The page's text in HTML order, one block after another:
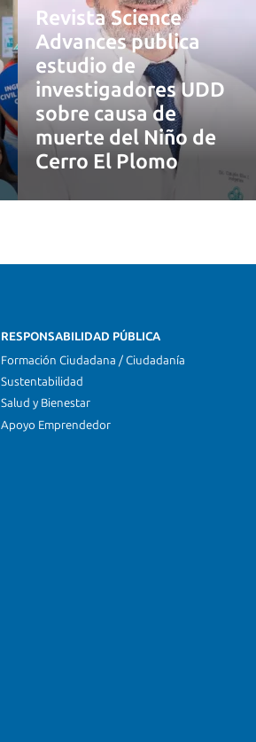
Revista Science
Advances publica
estudio de
investigadores UDD
sobre causa de
muerte del Niño de
Cerro El Plomo
RESPONSABILIDAD PÚBLICA
Formación Ciudadana / Ciudadanía
Sustentabilidad
Salud y Bienestar
Apoyo Emprendedor